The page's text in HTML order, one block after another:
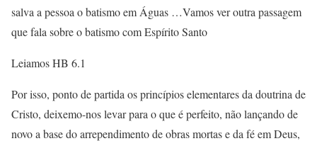
salva a pessoa o batismo em Águas …Vamos ver outra passagem
que fala sobre o batismo com Espírito Santo
Leiamos HB 6.1
Por isso, ponto de partida os princípios elementares da doutrina de
Cristo, deixemo-nos levar para o que é perfeito, não lançando de
novo a base do arrependimento de obras mortas e da fé em Deus,